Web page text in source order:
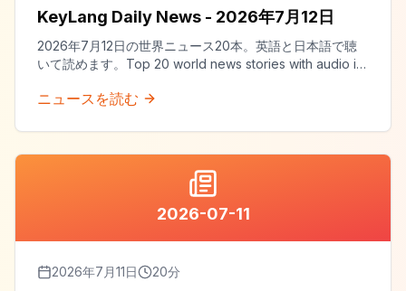
KeyLang Daily News - 2026年7月12日
2026年7月12日の世界ニュース20本。英語と日本語で聴
いて読めます。Top 20 world news stories with audio in
ニュースを読む
2026-07-11
2026年7月11日 20分